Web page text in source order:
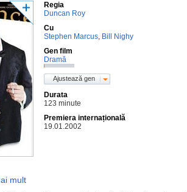
Regia
Duncan Roy
Cu
Stephen Marcus, Bill Nighy
Gen film
Dramă
Ajustează gen
Durata
123 minute
Premiera internațională
19.01.2002
mult